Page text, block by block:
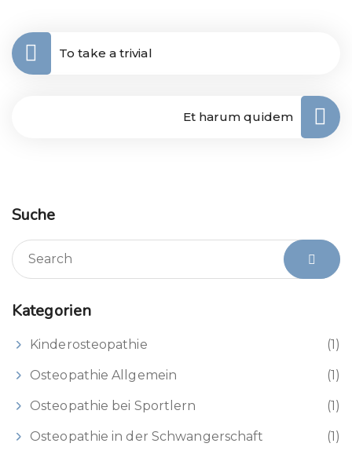
To take a trivial
Et harum quidem
Suche
Kategorien
Kinderosteopathie (1)
Osteopathie Allgemein (1)
Osteopathie bei Sportlern (1)
Osteopathie in der Schwangerschaft (1)